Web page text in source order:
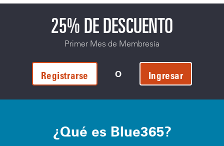
25% DE DESCUENTO
Primer Mes de Membresía
Registrarse O Ingresar
¿Qué es Blue365?